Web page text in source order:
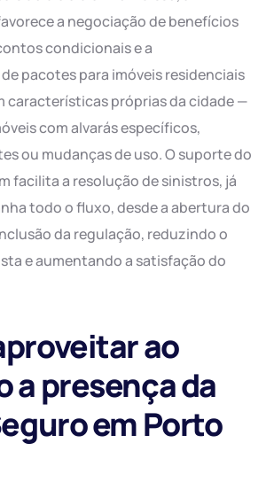
a negociação de benefícios
condicionais e a
pacotes para imóveis residenciais
características próprias da cidade —
com alvarás específicos,
ou mudanças de uso. O suporte do
facilita a resolução de sinistros, já
todo o fluxo, desde a abertura do
da regulação, reduzindo o
e aumentando a satisfação do
ao
a presença da
em Porto